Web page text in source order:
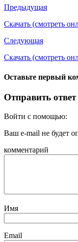
Предыдущая
Скачать (смотреть
Следующая
Скачать (смотреть
Оставьте первый
Отправить ответ
Войти с помощью:
Ваш e-mail не будет
комментарий
Имя
Email